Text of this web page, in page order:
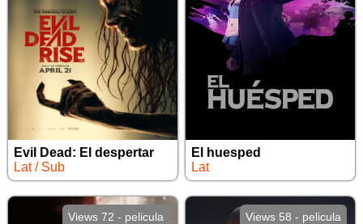
Evil Dead: El despertar
Lat / Sub
El huesped
Lat
Views 72 - pelicula Views 58 - pelicula